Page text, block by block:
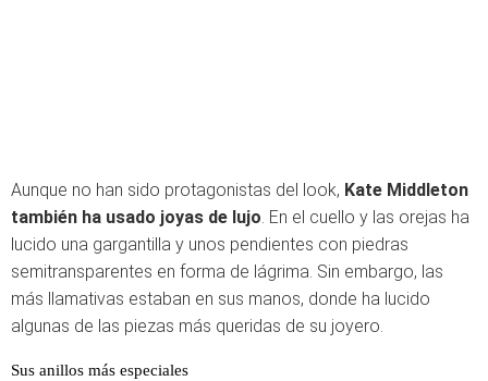
Aunque no han sido protagonistas del look, Kate Middleton
también ha usado joyas de lujo . En el cuello y las orejas ha
lucido una gargantilla y unos pendientes con piedras
semitransparentes en forma de lágrima. Sin embargo, las
más llamativas estaban en sus manos, donde ha lucido
algunas de las piezas más queridas de su joyero.
Sus anillos más especiales